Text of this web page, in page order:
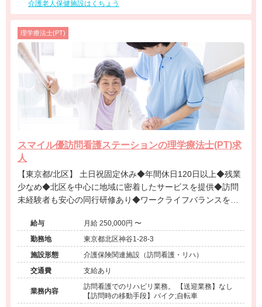
介護老人保健施設はくちょう
理学療法士(PT)
スマイル優訪問看護ステーションの理学療法士(PT)求
人
【東京都/北区】 土日祝固定休み◆年間休日120日以上◆残業
少なめ◆北区を中心に地域に密着したサービスを提供◆訪問
未経験者も安心の同行研修あり◆ワークライフバランスを重
給与
月給 250,000円 〜
勤務地
東京都北区神谷1-28-3
施設形態
介護保険関連施設（訪問看護・リハ）
交通費
支給あり
業務内容
訪問看護でのリハビリ業務。 【送迎業務】なし
【訪問時の移動手段】バイク;自転車